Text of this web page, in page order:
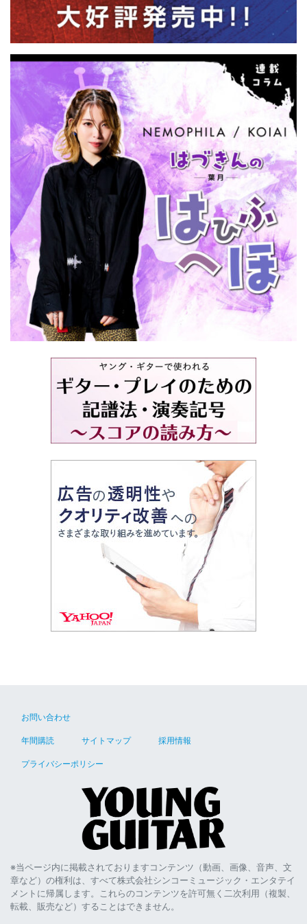
お問い合わせ
年間購読 サイトマップ 採用情報
プライバシーポリシー
※当ページ内に掲載されておりますコンテンツ（動画、画像、音声、文
章など）の権利は、すべて株式会社シンコーミュージック・エンタテイ
メントに帰属します。これらのコンテンツを許可無く二次利用（複製、
転載、販売など）することはできません。